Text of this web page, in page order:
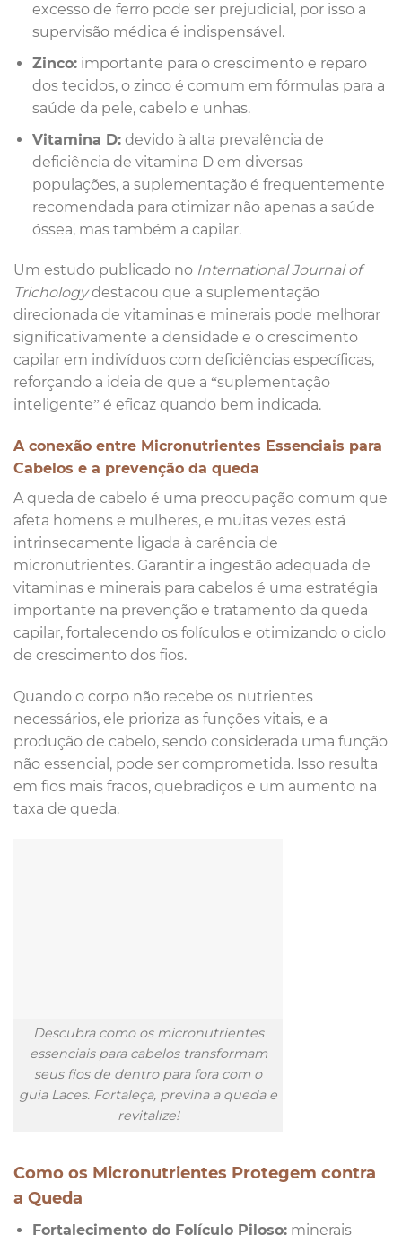
excesso de ferro pode ser prejudicial, por isso a
supervisão médica é indispensável.
Zinco:importante para o crescimento e reparo
dos tecidos, o zinco é comum em fórmulas para a
saúde da pele, cabelo e unhas.
Vitamina D:devido à alta prevalência de
deficiência de vitamina D em diversas
populações, a suplementação é frequentemente
recomendada para otimizar não apenas a saúde
óssea, mas também a capilar.
Um estudo publicado no International Journal of
Trichologydestacou que a suplementação
direcionada de vitaminas e minerais pode melhorar
significativamente a densidade e o crescimento
capilar em indivíduos com deficiências específicas,
reforçando a ideia de que a “suplementação
inteligente” é eficaz quando bem indicada.
A conexão entre Micronutrientes Essenciais para
Cabelos e a prevenção da queda
A queda de cabelo é uma preocupação comum que
afeta homens e mulheres, e muitas vezes está
intrinsecamente ligada à carência de
micronutrientes. Garantir a ingestão adequada de
vitaminas e minerais para cabelos é uma estratégia
importante na prevenção e tratamento da queda
capilar, fortalecendo os folículos e otimizando o ciclo
de crescimento dos fios.
Quando o corpo não recebe os nutrientes
necessários, ele prioriza as funções vitais, e a
produção de cabelo, sendo considerada uma função
não essencial, pode ser comprometida. Isso resulta
em fios mais fracos, quebradiços e um aumento na
taxa de queda.
Descubra como os micronutrientes
essenciais para cabelos transformam
seus fios de dentro para fora com o
guia Laces. Fortaleça, previna a queda e
revitalize!
Como os Micronutrientes Protegem contra
a Queda
Fortalecimento do Folículo Piloso:minerais